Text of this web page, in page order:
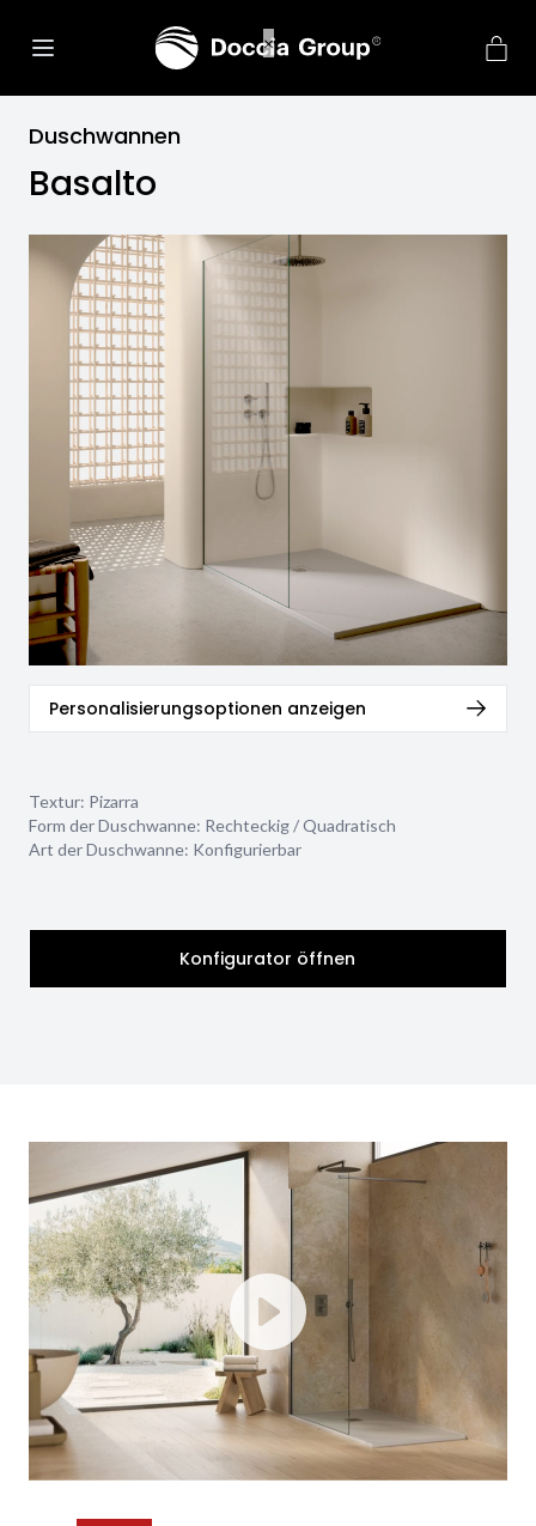
Duschwannen
Basalto
Personalisierungsoptionen anzeigen
Textur: Pizarra
Form der Duschwanne: Rechteckig / Quadratisch
Art der Duschwanne: Konfigurierbar
Konfigurator öffnen